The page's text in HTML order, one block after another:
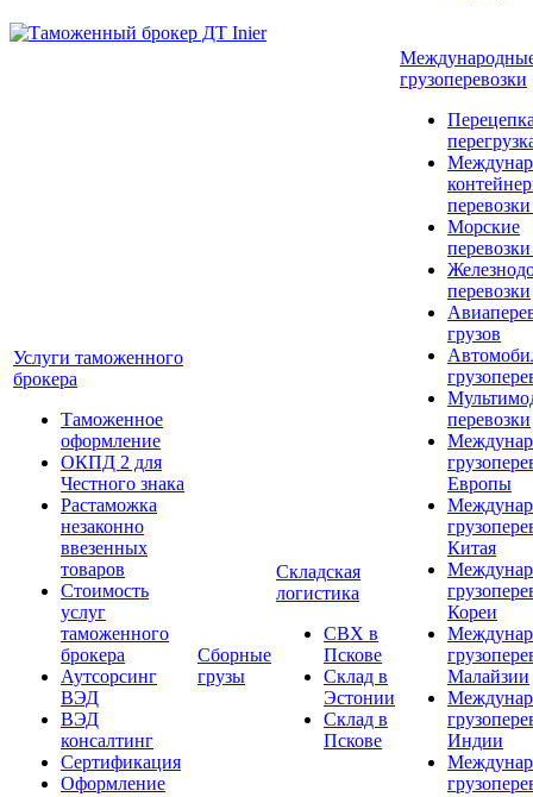
Услуги таможенного
брокера
Таможенное
оформление
ОКПД 2 для
Честного знака
Растаможка
незаконно
ввезенных
товаров
Стоимость
услуг
таможенного
брокера
Аутсорсинг
ВЭД
ВЭД
консалтинг
Сертификация
Оформление
Сборные
грузы
Складская
логистика
СВХ в
Пскове
Склад в
Эстонии
Склад в
Пскове
грузоперевозки
Морские
перевозки
грузов
перевозки
Европы
Китая
Кореи
Малайзии
Индии